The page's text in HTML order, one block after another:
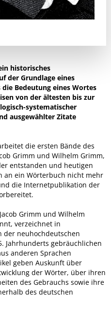
historisches
der Grundlage eines
Bedeutung eines Wortes
von der ältesten bis zur
systematischer
ausgewählter Zitate
die ersten Bände des
Grimm und Wilhelm Grimm,
entstanden und heutigen
an ein Wörterbuch nicht mehr
die Internetpublikation der
Grimm und Wilhelm
verzeichnet in
neuhochdeutschen
Jahrhunderts gebräuchlichen
anderen Sprachen
geben Auskunft über
der Wörter, über ihren
des Gebrauchs sowie ihre
des deutschen